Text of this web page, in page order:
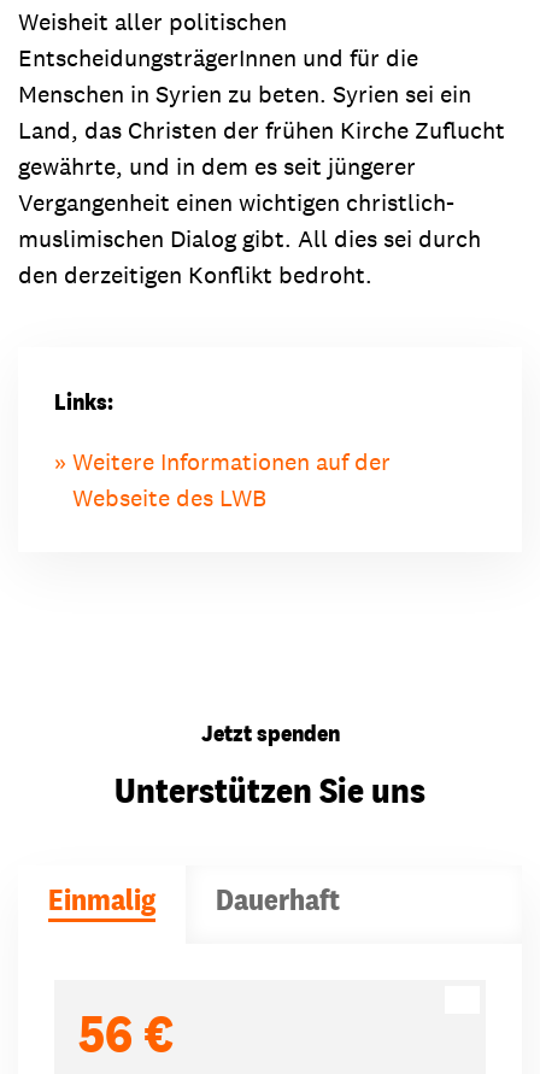
Weisheit aller politischen
EntscheidungsträgerInnen und für die
Menschen in Syrien zu beten. Syrien sei ein
Land, das Christen der frühen Kirche Zuflucht
gewährte, und in dem es seit jüngerer
Vergangenheit einen wichtigen christlich-
muslimischen Dialog gibt. All dies sei durch
den derzeitigen Konflikt bedroht.
Links:
Weitere Informationen auf der
Webseite des LWB
Jetzt spenden
Unterstützen Sie uns
Einmalig Dauerhaft
56 €